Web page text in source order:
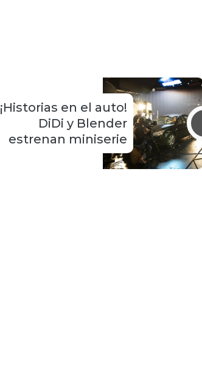
¡Historias en el auto!
DiDi y Blender
estrenan miniserie